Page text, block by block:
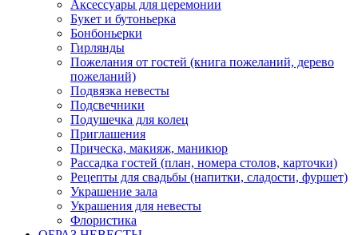
Аксессуары для церемонии
Букет и бутоньерка
Бонбоньерки
Гирлянды
Пожелания от гостей (книга пожеланий, дерево
пожеланий)
Подвязка невесты
Подсвечники
Подушечка для колец
Приглашения
Прическа, макияж, маникюр
Рассадка гостей (план, номера столов, карточки)
Рецепты для свадьбы (напитки, сладости, фуршет)
Украшение зала
Украшения для невесты
Флористика